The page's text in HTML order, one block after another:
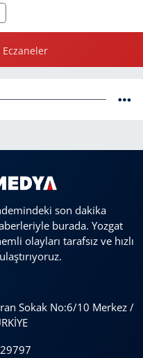
son dakika
burada. Yozgat
olayları tarafsız ve hızlı
Sokak No:6/10 Merkez /